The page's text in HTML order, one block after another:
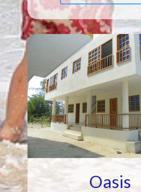
Oasis